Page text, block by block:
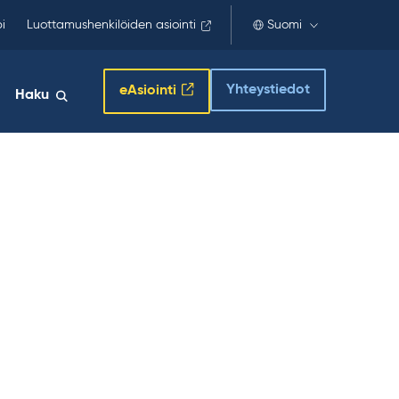
Luottamushenkilöiden asiointi Suomi
Haku eAsiointi Yhteystiedot